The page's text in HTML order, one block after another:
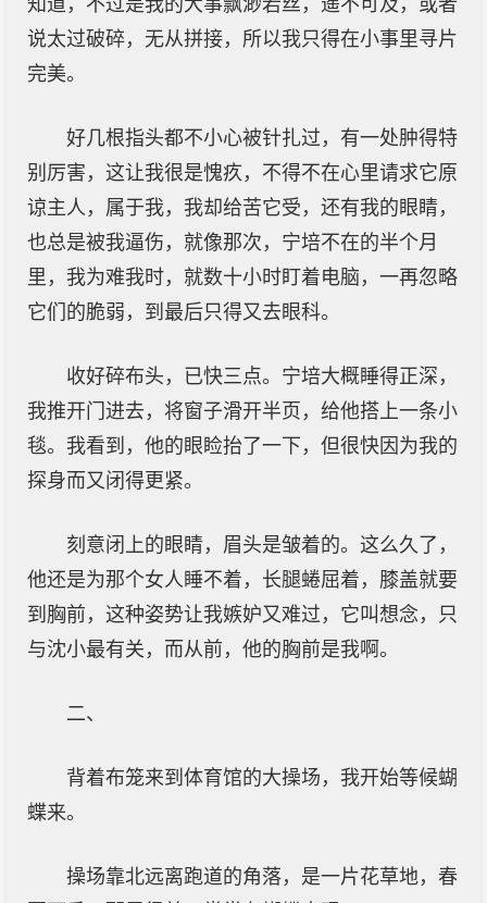
知道，不过是我的大事飘渺若丝，遥不可及，或者
说太过破碎，无从拼接，所以我只得在小事里寻片
完美。
好几根指头都不小心被针扎过，有一处肿得特
别厉害，这让我很是愧疚，不得不在心里请求它原
谅主人，属于我，我却给苦它受，还有我的眼睛，
也总是被我逼伤，就像那次，宁培不在的半个月
里，我为难我时，就数十小时盯着电脑，一再忽略
它们的脆弱，到最后只得又去眼科。
收好碎布头，已快三点。宁培大概睡得正深，
我推开门进去，将窗子滑开半页，给他搭上一条小
毯。我看到，他的眼睑抬了一下，但很快因为我的
探身而又闭得更紧。
刻意闭上的眼睛，眉头是皱着的。这么久了，
他还是为那个女人睡不着，长腿蜷屈着，膝盖就要
到胸前，这种姿势让我嫉妒又难过，它叫想念，只
与沈小最有关，而从前，他的胸前是我啊。
二、
背着布笼来到体育馆的大操场，我开始等候蝴
蝶来。
操场靠北远离跑道的角落，是一片花草地，春